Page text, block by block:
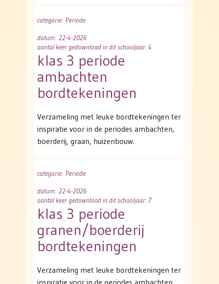
categorie: Periode
datum: 22-4-2026
aantal keer gedownload in dit schooljaar: 4
klas 3 periode
ambachten
bordtekeningen
Verzameling met leuke bordtekeningen ter
inspiratie voor in de periodes ambachten,
boerderij, graan, huizenbouw.
categorie: Periode
datum: 22-4-2026
aantal keer gedownload in dit schooljaar: 7
klas 3 periode
granen/boerderij
bordtekeningen
Verzameling met leuke bordtekeningen ter